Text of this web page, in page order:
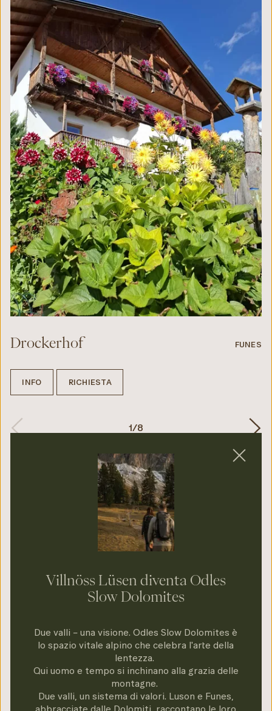
Drockerhof FUNES
INFO RICHIESTA
1/8
Vacanza Dolomiti – Funes & Luson | Patrimonio
UNESCO
Rallentare in armonia
con la natura
bellezza alpina e ritrovi il tuo ritmo. Scopri la
quiete delle montagne con un time walking
consapevole, gusta l’autentica cucina Slow
Food o vivi la magia delle distese invernali.
Villnöss Lüsen diventa Odles
Slow Dolomites
Due valli – una visione. Odles Slow Dolomites è
lo spazio vitale alpino che celebra l'arte della
lentezza.
Qui uomo e tempo si inchinano alla grazia delle
montagne.
Due valli, un sistema di valori. Luson e Funes,
abbracciate dalle Dolomiti, raccontano le loro